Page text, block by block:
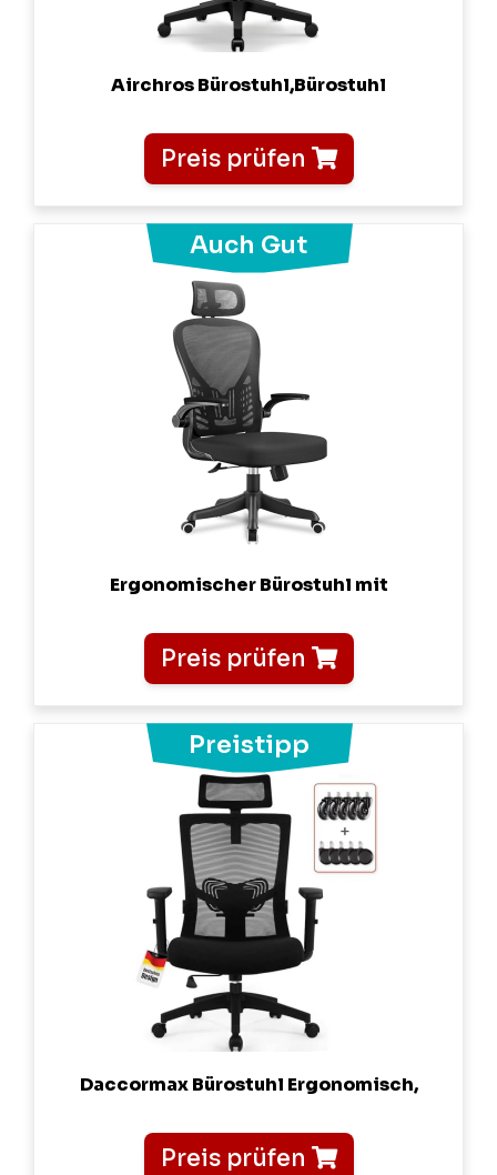
Airchros Bürostuhl,Bürostuhl
Preis prüfen
Ergonomischer Bürostuhl mit
Preis prüfen
Daccormax Bürostuhl Ergonomisch,
Preis prüfen